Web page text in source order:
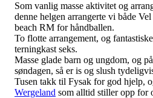
Som vanlig masse aktivitet og
denne helgen arrangerte vi både
beach RM for håndballen.
To flotte arrangement, og
terningkast seks.
Masse glade barn og ungdom, og
søndagen, så er is og slush
Tusen takk til Fysak for god hjelp,
Wergeland som alltid stiller opp for